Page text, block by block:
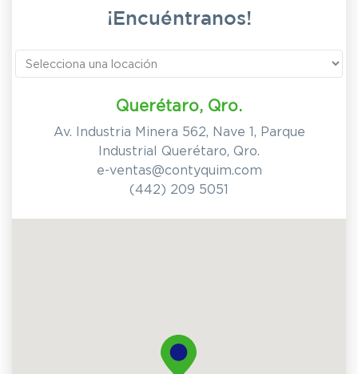
¡Encuéntranos!
Querétaro, Qro.
Av. Industria Minera 562, Nave 1, Parque
Industrial Querétaro, Qro.
e-ventas@contyquim.com
(442) 209 5051